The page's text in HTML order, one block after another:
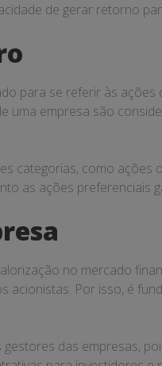
de gerar retorno
para se referir às
uma empresa são
categorias, como
as ações preferenciais
no mercado
Por isso, é
das empresas,